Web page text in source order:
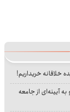
خلاقانه خریداریم!
آیینه‌ای از جامعه